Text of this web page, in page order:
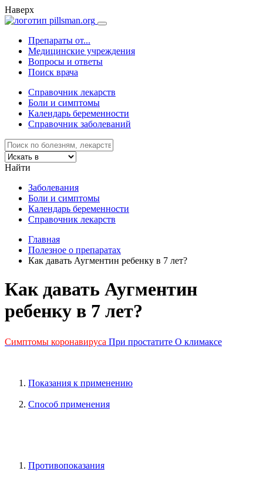
Наверх
Препараты от...
Медицинские учреждения
Вопросы и ответы
Поиск врача
Справочник лекарств
Боли и симптомы
Календарь беременности
Справочник заболеваний
Найти
Заболевания
Боли и симптомы
Календарь беременности
Справочник лекарств
Главная
Полезное о препаратах
Как давать Аугментин ребенку в 7 лет?
Как давать Аугментин
ребенку в 7 лет?
Симптомы коронавируса При простатите О климаксе
Показания к применению
Способ применения
Противопоказания